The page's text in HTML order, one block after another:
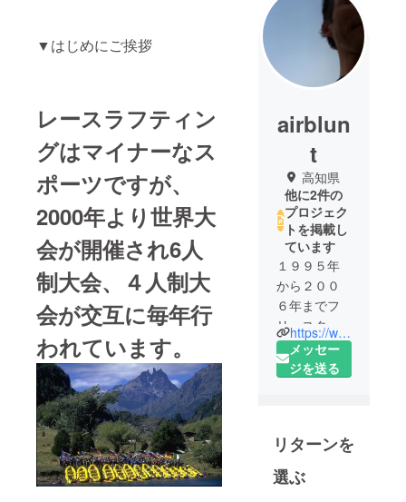
▼はじめにご挨拶
レースラフティン
グはマイナーなス
ポーツですが、
2000年より世界大
会が開催され6人
制大会、４人制大
会が交互に毎年行
われています。
airblun
t
高知県
他に2件の
プロジェク
トを掲載し
ています
１９９５年
から２００
６年までフ
リースタイ
ルカヤック
の日本代表
ラフティン
グ世界選手
権に初出
https://www.facebook.com/raftyoshino/
メッセー
ジを送る
リターンを
選ぶ